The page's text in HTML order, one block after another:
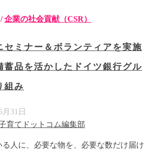
/企業の社会貢献（CSR）
セミナー＆ボランティアを実施
品を活かしたドイツ銀行グル
組み
月31日
育てドットコム編集部
る人に、必要な物を、必要な数だけ届け